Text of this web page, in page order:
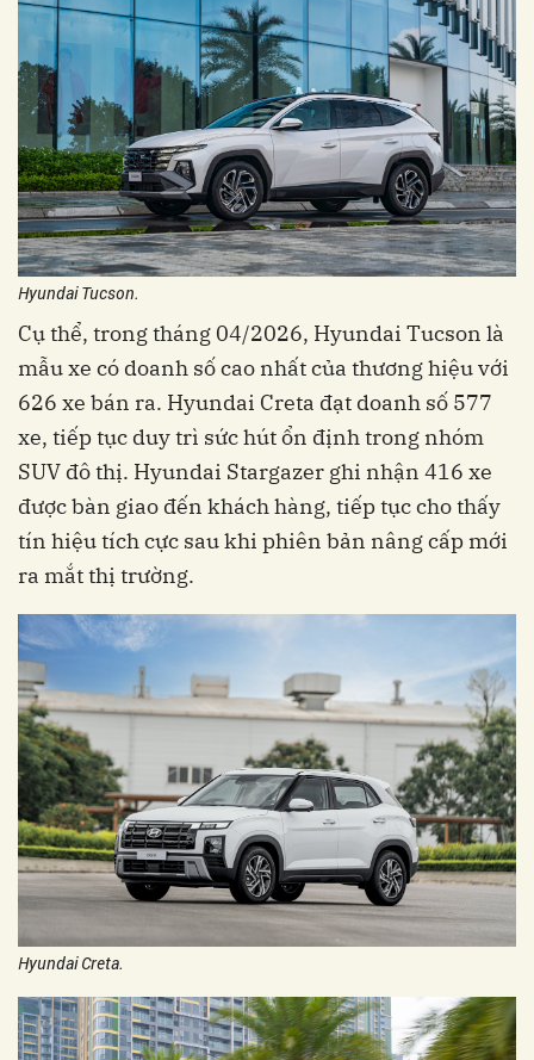
Hyundai Tucson.
Cụ thể, trong tháng 04/2026, Hyundai Tucson là
mẫu xe có doanh số cao nhất của thương hiệu với
626 xe bán ra. Hyundai Creta đạt doanh số 577
xe, tiếp tục duy trì sức hút ổn định trong nhóm
SUV đô thị. Hyundai Stargazer ghi nhận 416 xe
được bàn giao đến khách hàng, tiếp tục cho thấy
tín hiệu tích cực sau khi phiên bản nâng cấp mới
ra mắt thị trường.
Hyundai Creta.